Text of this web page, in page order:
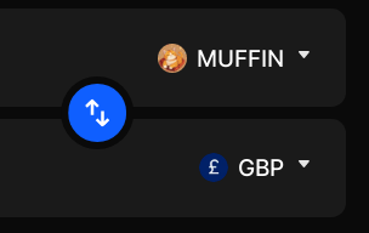
MUFFIN
GBP